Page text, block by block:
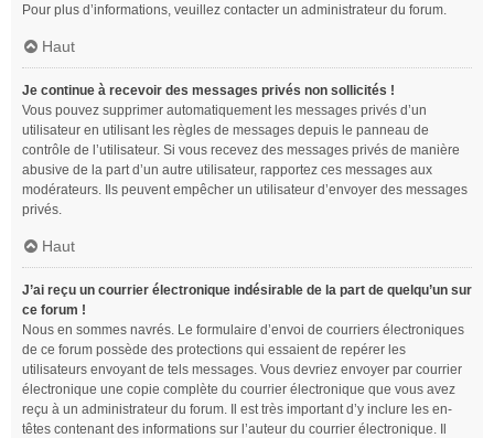
Pour plus d’informations, veuillez contacter un administrateur du forum.
Haut
Je continue à recevoir des messages privés non sollicités !
Vous pouvez supprimer automatiquement les messages privés d’un
utilisateur en utilisant les règles de messages depuis le panneau de
contrôle de l’utilisateur. Si vous recevez des messages privés de manière
abusive de la part d’un autre utilisateur, rapportez ces messages aux
modérateurs. Ils peuvent empêcher un utilisateur d’envoyer des messages
privés.
Haut
J’ai reçu un courrier électronique indésirable de la part de quelqu’un sur
ce forum !
Nous en sommes navrés. Le formulaire d’envoi de courriers électroniques
de ce forum possède des protections qui essaient de repérer les
utilisateurs envoyant de tels messages. Vous devriez envoyer par courrier
électronique une copie complète du courrier électronique que vous avez
reçu à un administrateur du forum. Il est très important d’y inclure les en-
têtes contenant des informations sur l’auteur du courrier électronique. Il